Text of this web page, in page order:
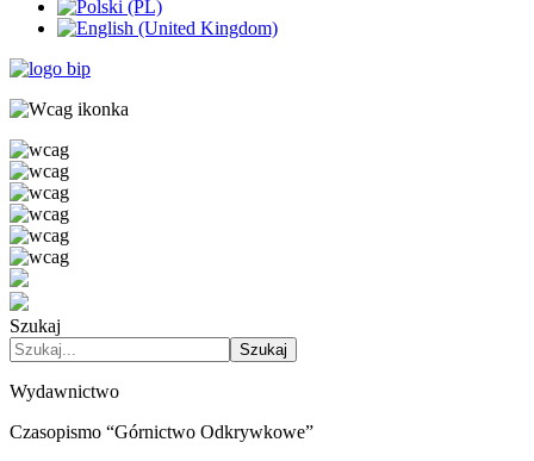
Szukaj
Szukaj
Wydawnictwo
Czasopismo “Górnictwo Odkrywkowe”